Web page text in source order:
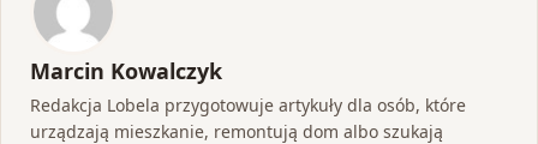
Marcin Kowalczyk
Redakcja Lobela przygotowuje artykuły dla osób, które
urządzają mieszkanie, remontują dom albo szukają